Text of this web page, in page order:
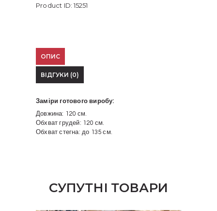
Product ID:15251
ОПИС
ВІДГУКИ (0)
Заміри готового виробу:
Довжина: 120 см.
Обхват грудей: 120 см.
Обхват стегна: до 135 см.
СУПУТНІ ТОВАРИ